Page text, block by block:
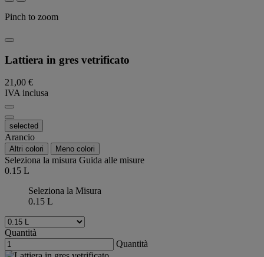
Pinch to zoom
Lattiera in gres vetrificato
21,00 €
IVA inclusa
selected
Arancio
Altri colori Meno colori
Seleziona la misura Guida alle misure
0.15 L
Seleziona la Misura
0.15 L
Quantità
Quantità